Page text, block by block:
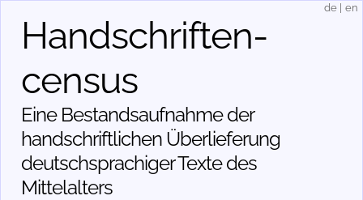
Handschriften­
census
Eine Bestandsaufnahme der
handschriftlichen Über­lieferung
deutschsprachiger Texte des
Mittelalters
de en